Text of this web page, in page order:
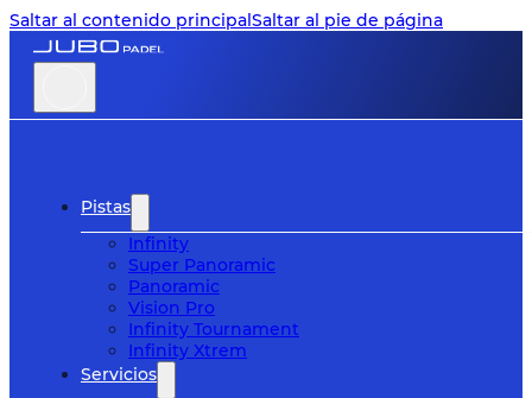
Saltar al contenido principalSaltar al pie de página
Pistas
Infinity
Super Panoramic
Panoramic
Vision Pro
Infinity Tournament
Infinity Xtrem
Servicios